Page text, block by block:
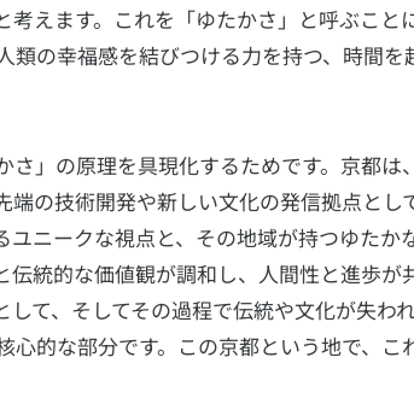
えます。これを「ゆたかさ」と呼ぶこと
の幸福感を結びつける力を持つ、時間を
」の原理を具現化するためです。京都は
の技術開発や新しい文化の発信拠点とし
ニークな視点と、その地域が持つゆたか
統的な価値観が調和し、人間性と進歩が
て、そしてその過程で伝統や文化が失わ
的な部分です。この京都という地で、こ